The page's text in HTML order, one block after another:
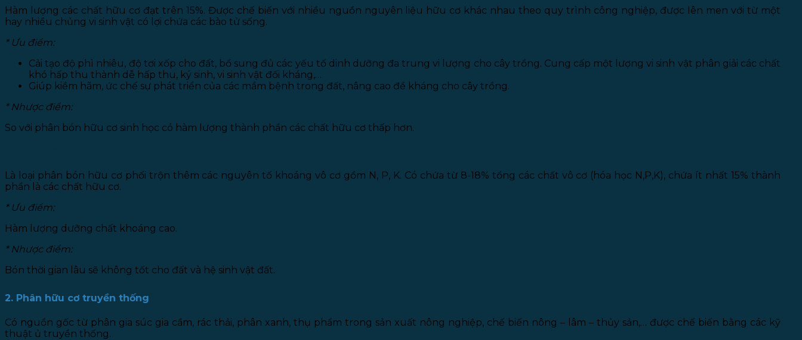
Hàm lượng các chất hữu cơ đạt trên 15%. Được chế biến với nhiều nguồn nguyên liệu hữu cơ khác nhau theo quy trình công nghiệp, được lên men với từ một
hay nhiều chủng vi sinh vật có lợi chứa các bào tử sống.
* Ưu điểm:
Cải tạo độ phì nhiêu, độ tơi xốp cho đất, bổ sung đủ các yếu tố dinh dưỡng đa trung vi lượng cho cây trồng. Cung cấp một lượng vi sinh vật phân giải các chất
khó hấp thu thành dễ hấp thu, ký sinh, vi sinh vật đối kháng,…
Giúp kiềm hãm, ức chế sự phát triển của các mầm bệnh trong đất, nâng cao đề kháng cho cây trồng.
* Nhược điểm:
So với phân bón hữu cơ sinh học có hàm lượng thành phần các chất hữu cơ thấp hơn.
Là loại phân bón hữu cơ phối trộn thêm các nguyên tố khoáng vô cơ gồm N, P, K. Có chứa từ 8-18% tổng các chất vô cơ (hóa học N,P,K), chứa ít nhất 15% thành
phần là các chất hữu cơ.
* Ưu điểm:
Hàm lượng dưỡng chất khoáng cao.
* Nhược điểm:
Bón thời gian lâu sẽ không tốt cho đất và hệ sinh vật đất.
2. Phân hữu cơ truyền thống
Có nguồn gốc từ phân gia súc gia cầm, rác thải, phân xanh, thụ phẩm trong sản xuất nông nghiệp, chế biến nông – lâm – thủy sản,… được chế biến bằng các kỹ
thuật ủ truyền thống.